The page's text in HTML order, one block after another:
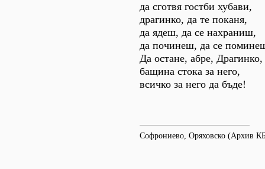
да сготвя гостби хубави,
драгинко, да те поканя,
да ядеш, да се нахраниш,
да починеш, да се
Да остане, абре, Драгинко,
бащина стока за него,
всичко за него да бъде!
Софрониево, Оряховско (Архив